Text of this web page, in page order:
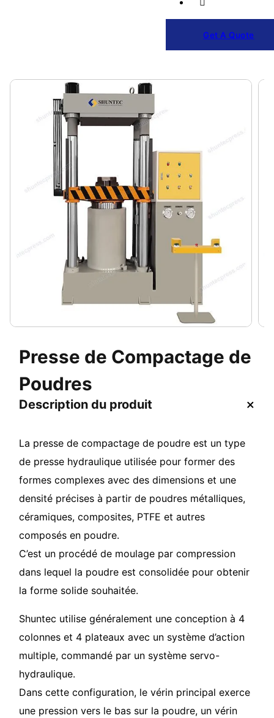
Get A Quote
Presse de Compactage de
Poudres
Description du produit
La presse de compactage de poudre est un type
de presse hydraulique utilisée pour former des
formes complexes avec des dimensions et une
densité précises à partir de poudres métalliques,
céramiques, composites, PTFE et autres
composés en poudre.
C’est un procédé de moulage par compression
dans lequel la poudre est consolidée pour obtenir
la forme solide souhaitée.
Shuntec utilise généralement une conception à 4
colonnes et 4 plateaux avec un système d’action
multiple, commandé par un système servo-
hydraulique.
Dans cette configuration, le vérin principal exerce
une pression vers le bas sur la poudre, un vérin